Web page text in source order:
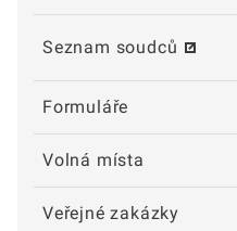
Seznam soudců
Formuláře
Volná místa
Veřejné zakázky